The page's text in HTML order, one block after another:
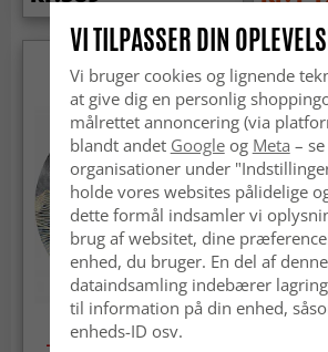
-70%
VI TILPASSER DIN
Vi bruger cookies og lignende
at give dig en personlig
målrettet annoncering (via
blandt andet Googleog Meta –
organisationer under
holde vores websites pålidelige
dette formål indsamler vi
brug af websitet, dine
enhed, du bruger. En del af denne
dataindsamling indebærer
til information på din enhed,
enheds-ID osv.